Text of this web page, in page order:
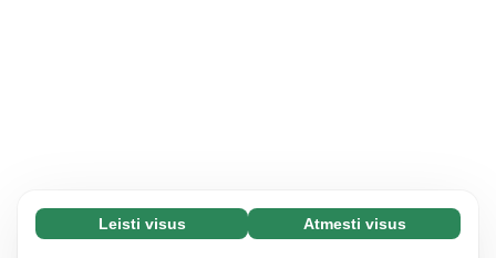
Būtini slapukai (65)
Leisti visus Atmesti visus